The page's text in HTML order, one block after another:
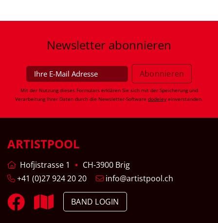
Newsletter abonnieren
Mit der Nutzung dieses Formulars erklären Sie sich mit der Speicherung und
Verarbeitung Ihrer Daten durch die Newsletter-Software dodeley einverstanden.
ARTISTPOOL
Hofjistrasse 1
CH-3900 Brig
+41 (0)27 924 20 20
info@artistpool.ch
BAND LOGIN